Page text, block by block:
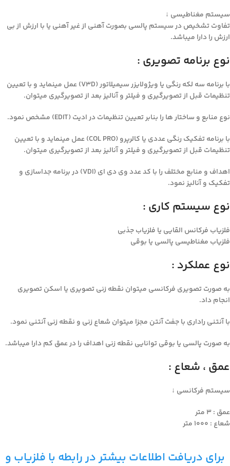
سیستم مغناطیسی ↓
تفاوت تشخیص در سیستم پالسی بصورت آهنی از غیر آهنی یا با ارزش از بی
ارزش را دارا میباشد.
نوع برنامه تصویری :
با برنامه سه لکه رنگی یا ویژولایزر سیمیلاتور (V3D) عمل مینماید و با تعیین
تنظیمات قبل از تصویرگیری و فیلتر و آنالیز بعد از تصویرگیری میتوان.
نوع منابع و ساختار ها را بنابر تعیین تنظیمات در ادیت (EDIT) مشخص نمود.
با برنامه تفکیک رنگی عددی یا کالرپرو (COL PRO) عمل مینماید و با تعیین
تنظیمات قبل از تصویرگیری و فیلتر و آنالیز بعد از تصویرگیری میتوان.
اهداف و منابع مختلف را با کد عدد وی دی ای (VDI) در برنامه جداسازی و
تفکیک و آنالیز نمود.
نوع سیستم کاری :
فلزیاب فرکانس القایی یا فلزیاب جذبی
فلزیاب مغناطیسی پالسی یا بوقی
نوع عملکرد :
به صورت تصویری فرکانسی میتوان نقطه زنی تصویری یا اسکن تصویری
انجام داد.
با آنتنی راداری با جفت آنتن مجزا میتوان شعاع زنی و نقطه زنی آنتنی نمود.
به صورت پالسی یا بوقی توانایی نقطه زنی اهداف را در عمق کم دارا میباشد.
عمق ، شعاع :
سیستم فرکانسی ↓
عمق : ۳ متر
شعاع : ۱۰۰۰ متر
برای دریافت اطلاعات بیشتر در رابطه با فلزیاب و